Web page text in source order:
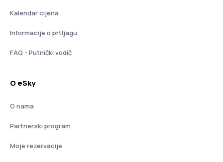
Kalendar cijena
Informacije o prtljagu
FAQ - Putnički vodič
O eSky
O nama
Partnerski program
Moje rezervacije